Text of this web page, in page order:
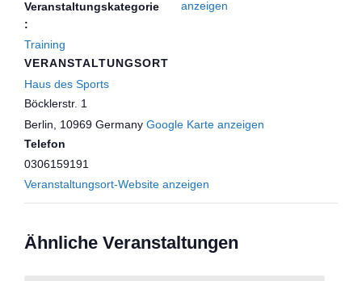
Veranstaltungskategorie
:
Training
VERANSTALTUNGSORT
Haus des Sports
Böcklerstr. 1
Berlin
10969 Germany Google Karte anzeigen
Telefon
0306159191
Veranstaltungsort-Website anzeigen
anzeigen
Ähnliche Veranstaltungen